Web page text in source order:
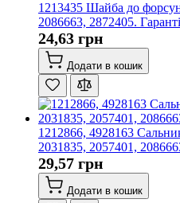
1213435 Шайба до
2086663, 2872405.
24,63 грн
Додати в кошик
1212866, 4928163
2031835, 2057401,
29,57 грн
Додати в кошик